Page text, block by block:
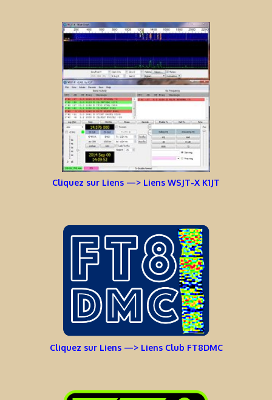
Cliquez sur Liens —> Liens WSJT-X K1JT
Cliquez sur Liens —> Liens Club FT8DMC